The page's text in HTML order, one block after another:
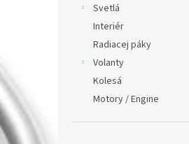
Svetlá
Interiér
Radiacej páky
Volanty
Kolesá
Motory / Engine